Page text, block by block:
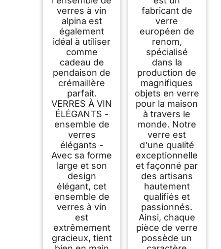
verres à vin
alpina est
également
idéal à utiliser
comme
cadeau de
pendaison de
crémaillère
parfait.
VERRES À VIN
ÉLÉGANTS -
ensemble de
verres
élégants -
Avec sa forme
large et son
design
élégant, cet
ensemble de
verres à vin
est
extrêmement
gracieux, tient
fabricant de
verre
européen de
renom,
spécialisé
dans la
production de
magnifiques
objets en verre
pour la maison
à travers le
monde. Notre
verre est
d'une qualité
exceptionnelle
et façonné par
des artisans
hautement
qualifiés et
passionnés.
Ainsi, chaque
pièce de verre
possède un